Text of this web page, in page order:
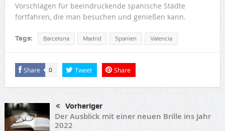
Vorschlägen für beeindruckende spanische Städte
fortfahren, die man besuchen und genießen kann.
Tags: Barcelona Madrid Spanien Valencia
Share 0 Tweet Share
Vorheriger
Der Ausblick mit einer neuen Brille ins Jahr
2022